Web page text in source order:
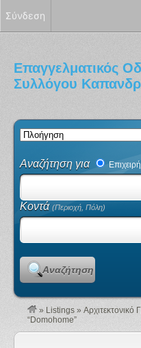
Επαγγελματικός
Συλλόγου
Αναζήτηση για
Κοντά(Περιοχή, Πόλη)
Αναζήτηση
» Listings » Αρχιτεκτονικό
“Domohome”
Σύνδεση